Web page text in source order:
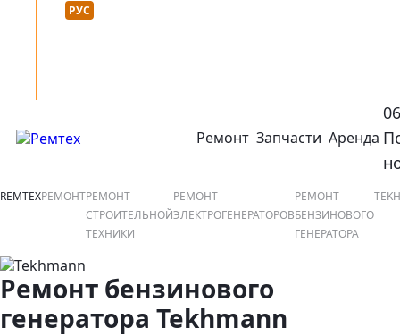
Язык сайта :
РУС
открыть или закрыть навигационное меню
Ремонт Запчасти Аренда
REMTEXРЕМОНТРЕМОНТ
СТРОИТЕЛЬНОЙ
ТЕХНИКИ
РЕМОНТ
ЭЛЕКТРОГЕНЕРАТОРОВ
РЕМОНТ
БЕНЗИНОВОГО
ГЕНЕРАТОРА
Ремонт бензинового
генератора Tekhmann